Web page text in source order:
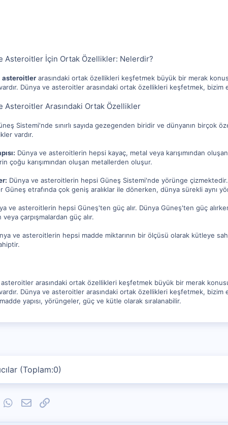
Asteroitler İçin Ortak Özellikler: Nelerdir?
asteroitler arasındaki ortak özellikleri keşfetmek büyük bir merak
Dünya ve asteroitler arasındaki ortak özellikleri keşfetmek, bizim
Asteroitler Arasındaki Ortak Özellikler
Sistemi'nde sınırlı sayıda gezegenden biridir ve dünyanın
vardır.
Dünya ve asteroitlerin hepsi kayaç, metal veya karışımından
çoğu karışımından oluşan metallerden oluşur.
Dünya ve asteroitlerin hepsi Güneş Sistemi'nde yörünge
Güneş etrafında çok geniş aralıklar ile dönerken, dünya sürekli aynı
ve asteroitlerin hepsi Güneş'ten güç alır. Dünya Güneş'ten güç
çarpışmalardan güç alır.
ve asteroitlerin hepsi madde miktarının bir ölçüsü olarak kütleye
arasındaki ortak özellikleri keşfetmek büyük bir merak
Dünya ve asteroitler arasındaki ortak özellikleri keşfetmek, bizim
yapısı, yörüngeler, güç ve kütle olarak sıralanabilir.
(Toplam:0)
WhatsApp
E-postaLink